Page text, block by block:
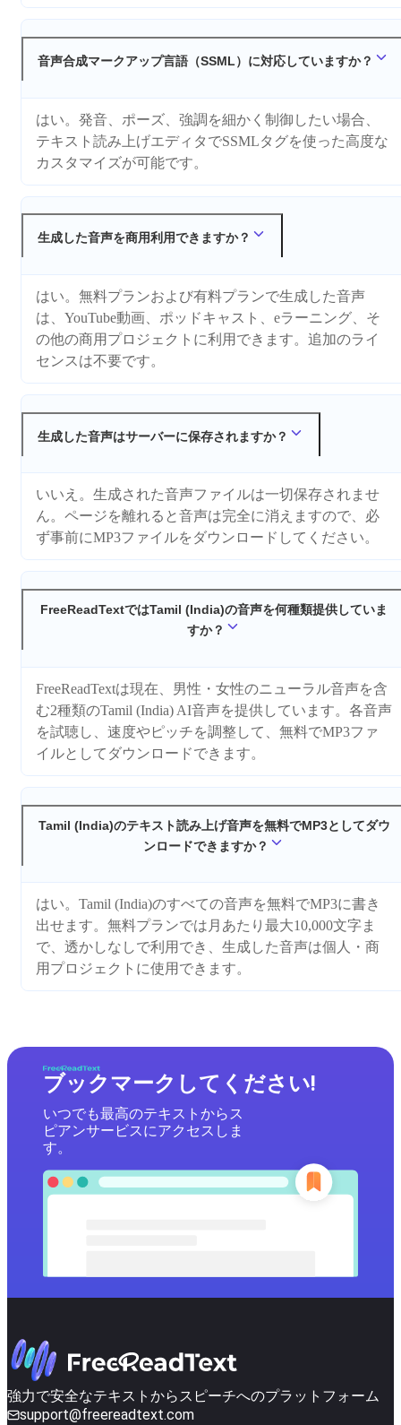
音声合成マークアップ言語（SSML）に対応していますか？
はい。発音、ポーズ、強調を細かく制御したい場合、
テキスト読み上げエディタでSSMLタグを使った高度な
カスタマイズが可能です。
生成した音声を商用利用できますか？
はい。無料プランおよび有料プランで生成した音声
は、YouTube動画、ポッドキャスト、eラーニング、そ
の他の商用プロジェクトに利用できます。追加のライ
センスは不要です。
生成した音声はサーバーに保存されますか？
いいえ。生成された音声ファイルは一切保存されませ
ん。ページを離れると音声は完全に消えますので、必
ず事前にMP3ファイルをダウンロードしてください。
FreeReadTextではTamil (India)の音声を何種類提供していま
すか？
FreeReadTextは現在、男性・女性のニューラル音声を含
む2種類のTamil (India) AI音声を提供しています。各音声
を試聴し、速度やピッチを調整して、無料でMP3ファ
イルとしてダウンロードできます。
Tamil (India)のテキスト読み上げ音声を無料でMP3としてダウ
ンロードできますか？
はい。Tamil (India)のすべての音声を無料でMP3に書き
出せます。無料プランでは月あたり最大10,000文字ま
で、透かしなしで利用でき、生成した音声は個人・商
用プロジェクトに使用できます。
ブックマークしてください!
いつでも最高のテキストからス
ピアンサービスにアクセスしま
す。
強力で安全なテキストからスピーチへのプラットフォーム
support@freereadtext.com